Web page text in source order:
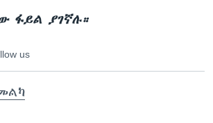
ፋይል ያገኛሉ።
us